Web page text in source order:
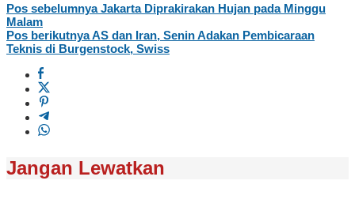
Pos sebelumnyaJakarta Diprakirakan Hujan pada Minggu
Malam
Pos berikutnyaAS dan Iran, Senin Adakan Pembicaraan
Teknis di Burgenstock, Swiss
Jangan Lewatkan